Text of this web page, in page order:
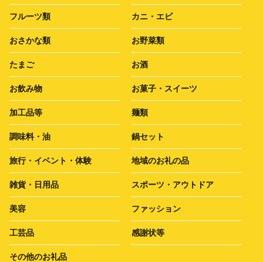
フルーツ類 カニ・エビ
おさかな類 お野菜類
たまご お酒
お飲み物 お菓子・スイーツ
加工品等 麺類
調味料・油 鍋セット
旅行・イベント・体験 地域のお礼の品
雑貨・日用品 スポーツ・アウトドア
美容 ファッション
工芸品 感謝状等
その他のお礼品